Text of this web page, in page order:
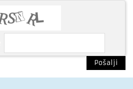
Pošalji